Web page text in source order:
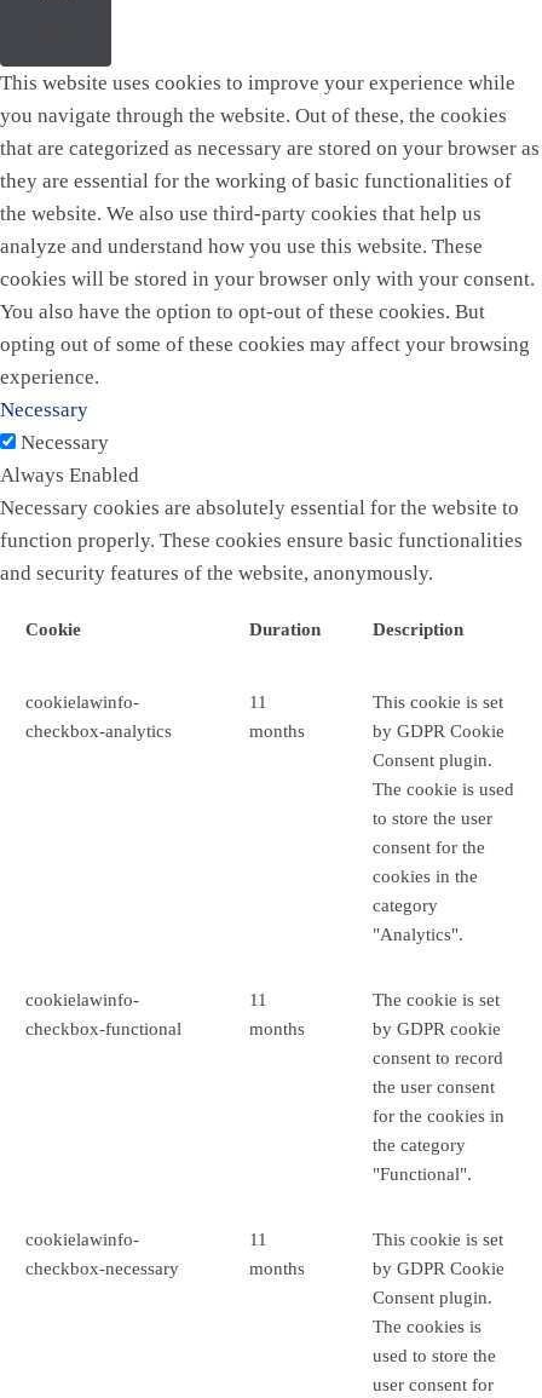
This website uses cookies to improve your experience while
you navigate through the website. Out of these, the cookies
that are categorized as necessary are stored on your browser as
they are essential for the working of basic functionalities of
the website. We also use third-party cookies that help us
analyze and understand how you use this website. These
cookies will be stored in your browser only with your consent.
You also have the option to opt-out of these cookies. But
opting out of some of these cookies may affect your browsing
experience.
Necessary
Necessary
Always Enabled
Necessary cookies are absolutely essential for the website to
function properly. These cookies ensure basic functionalities
and security features of the website, anonymously.
Cookie Duration Description
cookielawinfo-
checkbox-analytics
11
months
This cookie is set
by GDPR Cookie
Consent plugin.
The cookie is used
to store the user
consent for the
cookies in the
category
"Analytics".
cookielawinfo-
checkbox-functional
11
months
The cookie is set
by GDPR cookie
consent to record
the user consent
for the cookies in
the category
"Functional".
cookielawinfo-
checkbox-necessary
11
months
This cookie is set
by GDPR Cookie
Consent plugin.
The cookies is
used to store the
user consent for